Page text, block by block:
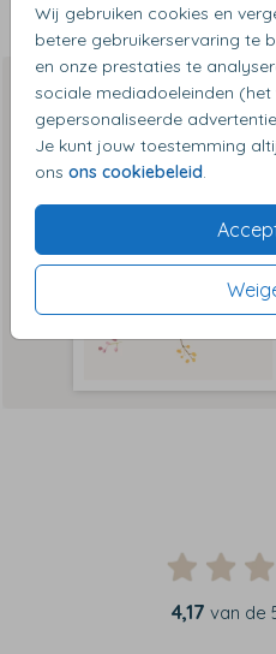
Wij gebruiken cookies en
betere gebruikerservaring te
en onze prestaties te
sociale mediadoeleinden (het
gepersonaliseerde
Je kunt jouw toestemming
ons ons cookiebeleid
Dit vind je misschien
4,17 van de